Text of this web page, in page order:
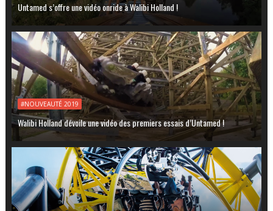
Untamed s’offre une vidéo onride à Walibi Holland !
#NOUVEAUTÉ 2019
Walibi Holland dévoile une vidéo des premiers essais d’Untamed !